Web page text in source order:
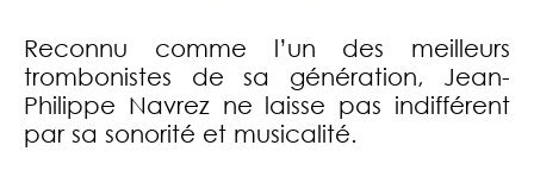
Reconnu comme l’un des meilleurs
trombonistes de sa génération, Jean-
Philippe Navrez ne laisse pas indifférent
par sa sonorité et musicalité.